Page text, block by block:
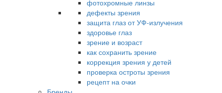
фотохромные линзы
дефекты зрения
защита глаз от УФ-излучения
здоровье глаз
зрение и возраст
как сохранить зрение
коррекция зрения у детей
проверка остроты зрения
рецепт на очки